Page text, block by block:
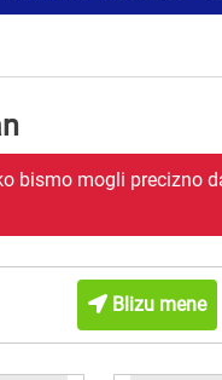
bismo mogli precizno
Blizu mene